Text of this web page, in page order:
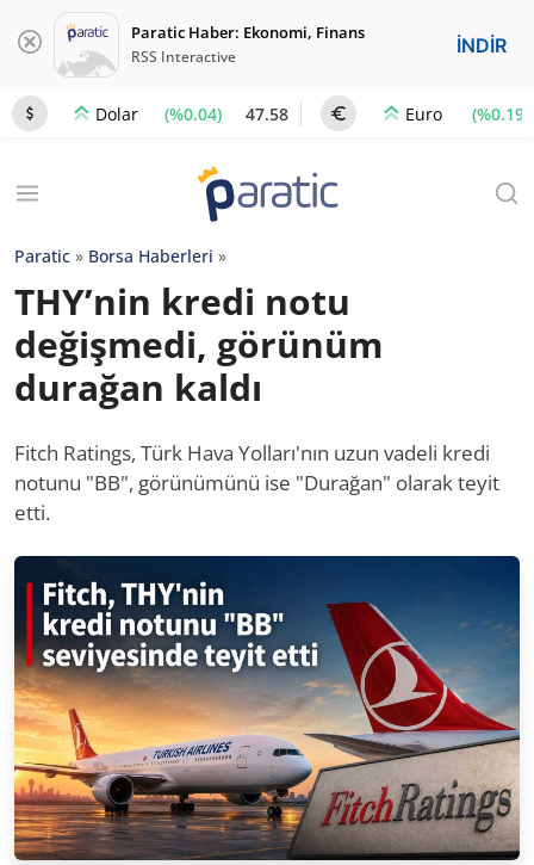
Paratic Haber: Ekonomi, Finans
RSS Interactive İNDİR
Dolar (%0.04) 47.58 Euro (%0.19)
Paratic » Borsa Haberleri »
THY’nin kredi notu
değişmedi, görünüm
durağan kaldı
Fitch Ratings, Türk Hava Yolları'nın uzun vadeli kredi
notunu "BB", görünümünü ise "Durağan" olarak teyit
etti.